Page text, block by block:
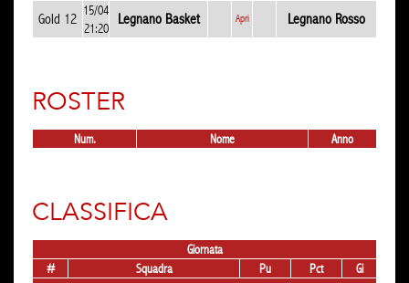
Gold 12
15/04
21:20
Legnano Basket Apri Legnano Rosso
ROSTER
Num. Nome Anno
CLASSIFICA
Giornata
#
Squadra Pu Pct Gi